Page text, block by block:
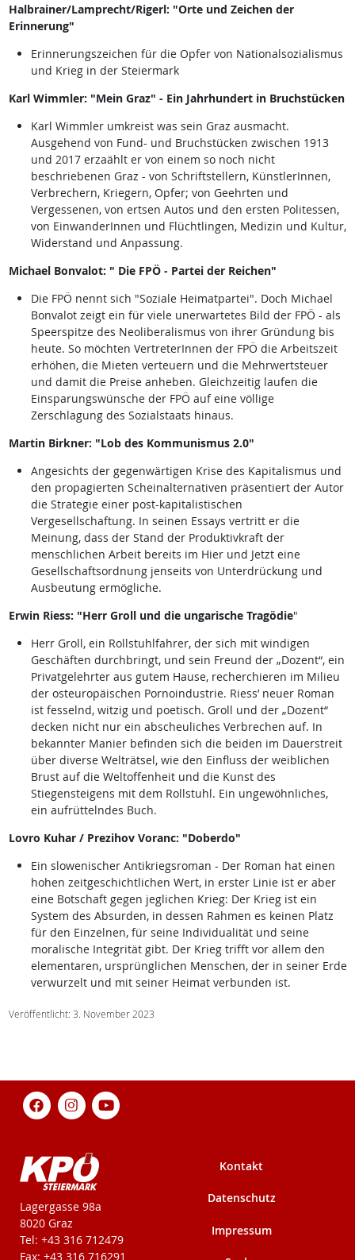
Halbrainer/Lamprecht/Rigerl: "Orte und Zeichen der
Erinnerung"
Erinnerungszeichen für die Opfer von Nationalsozialismus
und Krieg in der Steiermark
Karl Wimmler: "Mein Graz" - Ein Jahrhundert in Bruchstücken
Karl Wimmler umkreist was sein Graz ausmacht.
Ausgehend von Fund- und Bruchstücken zwischen 1913
und 2017 erzaählt er von einem so noch nicht
beschriebenen Graz - von Schriftstellern, KünstlerInnen,
Verbrechern, Kriegern, Opfer; von Geehrten und
Vergessenen, von ertsen Autos und den ersten Politessen,
von EinwanderInnen und Flüchtlingen, Medizin und Kultur,
Widerstand und Anpassung.
Michael Bonvalot: " Die FPÖ - Partei der Reichen"
Die FPÖ nennt sich "Soziale Heimatpartei". Doch Michael
Bonvalot zeigt ein für viele unerwartetes Bild der FPÖ - als
Speerspitze des Neoliberalismus von ihrer Gründung bis
heute. So möchten VertreterInnen der FPÖ die Arbeitszeit
erhöhen, die Mieten verteuern und die Mehrwertsteuer
und damit die Preise anheben. Gleichzeitig laufen die
Einsparungswünsche der FPÖ auf eine völlige
Zerschlagung des Sozialstaats hinaus.
Martin Birkner: "Lob des Kommunismus 2.0"
Angesichts der gegenwärtigen Krise des Kapitalismus und
den propagierten Scheinalternativen präsentiert der Autor
die Strategie einer post-kapitalistischen
Vergesellschaftung. In seinen Essays vertritt er die
Meinung, dass der Stand der Produktivkraft der
menschlichen Arbeit bereits im Hier und Jetzt eine
Gesellschaftsordnung jenseits von Unterdrückung und
Ausbeutung ermögliche.
Erwin Riess: "Herr Groll und die ungarische Tragödie"
Herr Groll, ein Rollstuhlfahrer, der sich mit windigen
Geschäften durchbringt, und sein Freund der „Dozent“, ein
Privatgelehrter aus gutem Hause, recherchieren im Milieu
der osteuropäischen Pornoindustrie. Riess’ neuer Roman
ist fesselnd, witzig und poetisch. Groll und der „Dozent“
decken nicht nur ein abscheuliches Verbrechen auf. In
bekannter Manier befinden sich die beiden im Dauerstreit
über diverse Welträtsel, wie den Einfluss der weiblichen
Brust auf die Weltoffenheit und die Kunst des
Stiegensteigens mit dem Rollstuhl. Ein ungewöhnliches,
ein aufrüttelndes Buch.
Lovro Kuhar / Prezihov Voranc: "Doberdo"
Ein slowenischer Antikriegsroman - Der Roman hat einen
hohen zeitgeschichtlichen Wert, in erster Linie ist er aber
eine Botschaft gegen jeglichen Krieg: Der Krieg ist ein
System des Absurden, in dessen Rahmen es keinen Platz
für den Einzelnen, für seine Individualität und seine
moralische Integrität gibt. Der Krieg trifft vor allem den
elementaren, ursprünglichen Menschen, der in seiner Erde
verwurzelt und mit seiner Heimat verbunden ist.
Veröffentlicht: 3. November 2023
KPÖ-Steiermark
Lagergasse 98a
8020 Graz
Tel: +43 316 712479
Fax: +43 316 716291
Kontakt
Datenschutz
Impressum